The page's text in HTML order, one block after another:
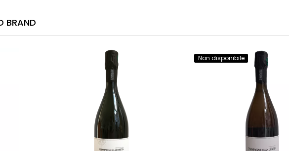
BRAND
Non disponibile